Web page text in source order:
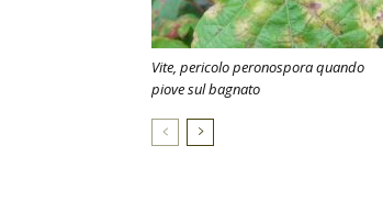
Vite, pericolo peronospora quando
piove sul bagnato